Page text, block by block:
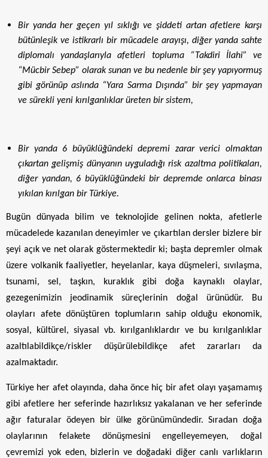
Bir yanda her geçen yıl sıklığı ve şiddeti artan afetlere karşı
bütünleşik ve istikrarlı bir mücadele arayışı, diğer yanda sahte
diplomalı yandaşlarıyla afetleri topluma “Takdiri İlahi” ve
“Mücbir Sebep” olarak sunan ve bu nedenle bir şey yapıyormuş
gibi görünüp aslında “Yara Sarma Dışında” bir şey yapmayan
ve sürekli yeni kırılganlıklar üreten bir sistem,
Bir yanda 6 büyüklüğündeki depremi zarar verici olmaktan
çıkartan gelişmiş dünyanın uyguladığı risk azaltma politikaları,
diğer yandan, 6 büyüklüğündeki bir depremde onlarca binası
yıkılan kırılgan bir Türkiye.
Bugün dünyada bilim ve teknolojide gelinen nokta, afetlerle
mücadelede kazanılan deneyimler ve çıkartılan dersler bizlere bir
şeyi açık ve net olarak göstermektedir ki; başta depremler olmak
üzere volkanik faaliyetler, heyelanlar, kaya düşmeleri, sıvılaşma,
tsunami, sel, taşkın, kuraklık gibi doğa kaynaklı olaylar,
gezegenimizin jeodinamik süreçlerinin doğal ürünüdür. Bu
olayları afete dönüştüren toplumların sahip olduğu ekonomik,
sosyal, kültürel, siyasal vb. kırılganlıklardır ve bu kırılganlıklar
azaltılabildikçe/riskler düşürülebildikçe afet zararları da
azalmaktadır.
Türkiye her afet olayında, daha önce hiç bir afet olayı yaşamamış
gibi afetlere her seferinde hazırlıksız yakalanan ve her seferinde
ağır faturalar ödeyen bir ülke görünümündedir. Sıradan doğa
olaylarının felakete dönüşmesini engelleyemeyen, doğal
çevremizi yok eden, bizlerin ve doğadaki diğer canlı varlıkların